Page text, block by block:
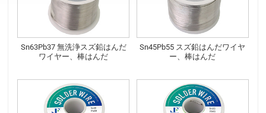
Sn63Pb37 無洗浄スズ鉛はんだ
ワイヤー、棒はんだ
Sn45Pb55 スズ鉛はんだワイヤ
ー、棒はんだ